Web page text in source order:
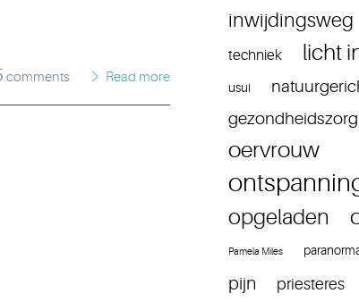
comments Read more
inwijdingsweg
techniek licht
usui
gezondheidszorg
oervrouw
opgeladen
Pamela Miles
pijn priesteres